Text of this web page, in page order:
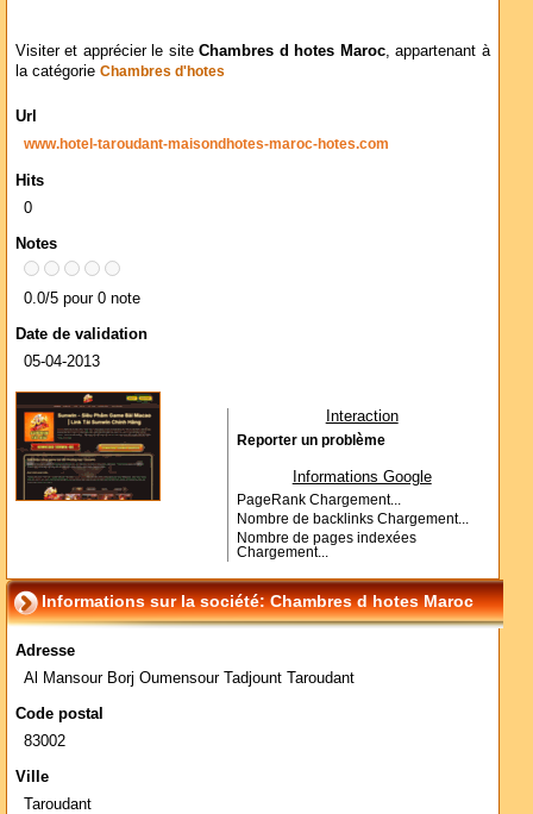
Visiter et apprécier le siteChambres d hotes Maroc, appartenant à
la catégorie Chambres d'hotes
Url
www.hotel-taroudant-maisondhotes-maroc-hotes.com
Hits
0
Notes
0.0/5 pour 0 note
Date de validation
05-04-2013
Interaction
Reporter un problème
Informations Google
PageRank Chargement...
Nombre de backlinks Chargement...
Nombre de pages indexées
Chargement...
Informations sur la société: Chambres d hotes Maroc
Adresse
Al Mansour Borj Oumensour Tadjount Taroudant
Code postal
83002
Ville
Taroudant